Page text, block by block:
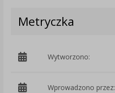
Metryczka
Wytworzono:
Wprowadzono przez: